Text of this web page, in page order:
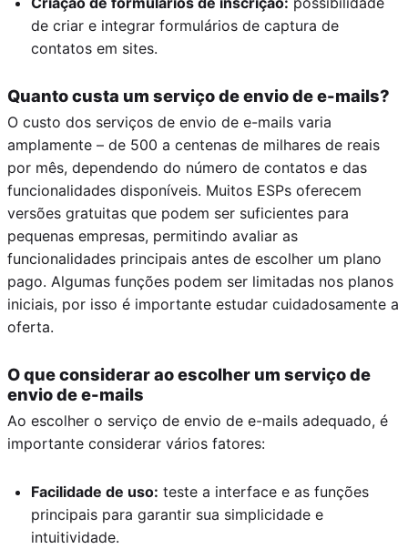
de criar e integrar formulários de captura de
contatos em sites.
Quanto custa um serviço de envio de e-mails?
O custo dos serviços de envio de e-mails varia
amplamente – de 500 a centenas de milhares de reais
por mês, dependendo do número de contatos e das
funcionalidades disponíveis. Muitos ESPs oferecem
versões gratuitas que podem ser suficientes para
pequenas empresas, permitindo avaliar as
funcionalidades principais antes de escolher um plano
pago. Algumas funções podem ser limitadas nos planos
iniciais, por isso é importante estudar cuidadosamente a
oferta.
O que considerar ao escolher um serviço de
envio de e-mails
Ao escolher o serviço de envio de e-mails adequado, é
importante considerar vários fatores:
Facilidade de uso: teste a interface e as funções
principais para garantir sua simplicidade e
intuitividade.